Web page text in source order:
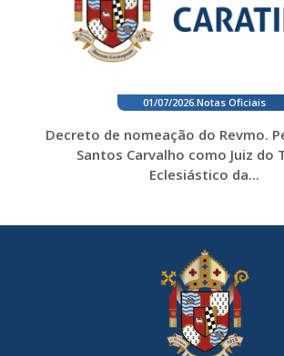
01/07/2026. Notas Oficiais
Decreto de nomeação do Revmo.
Santos Carvalho como Juiz do
Eclesiástico da...